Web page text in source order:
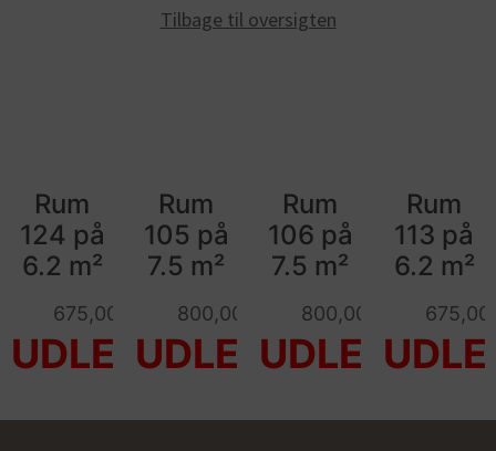
Tilbage til oversigten
Rum
124 på
6.2 m²
675,00
Rum
105 på
7.5 m²
800,00
Rum
106 på
7.5 m²
800,00
Rum
113 på
6.2 m²
675,00